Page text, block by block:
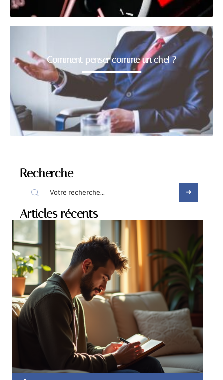
Comment penser comme un chef ?
Recherche
Articles récents